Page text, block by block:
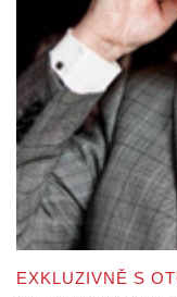
EXKLUZIVNĚ S